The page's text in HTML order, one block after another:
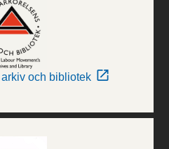
och bibliotek